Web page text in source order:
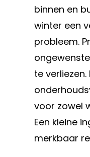
binnen en
winter een
probleem.
te
voor zowel
Een kleine
merkbaar